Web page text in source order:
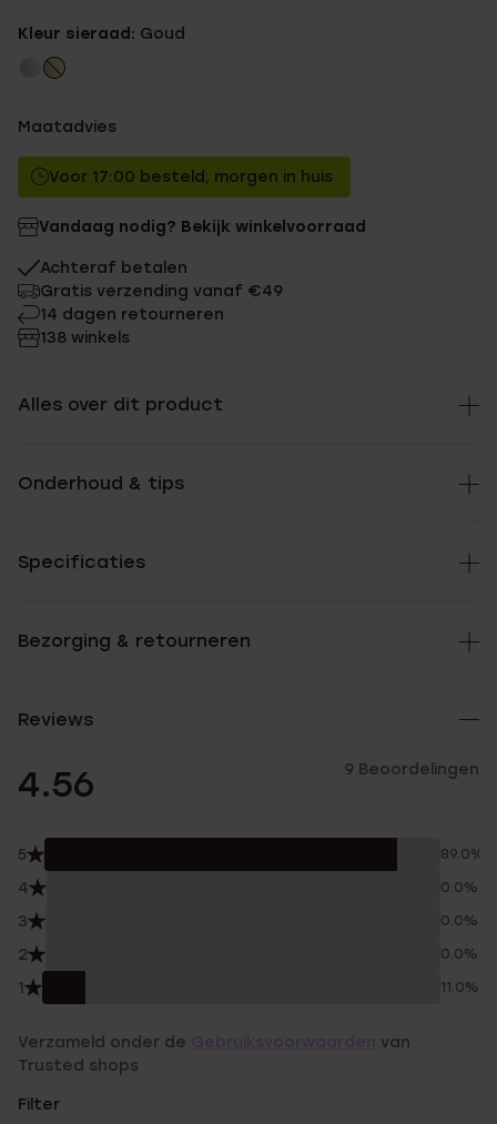
Kleur sieraad: Goud
Maatadvies
Voor 17:00 besteld, morgen in huis
Vandaag nodig? Bekijk winkelvoorraad
Achteraf betalen
Gratis verzending vanaf €49
14 dagen retourneren
138 winkels
Alles over dit product
Onderhoud & tips
Specificaties
Bezorging & retourneren
Reviews
4.56 9 Beoordelingen
5 89.0%
4 0.0%
3 0.0%
2 0.0%
1 11.0%
Verzameld onder de
van
Trusted shops
Filter